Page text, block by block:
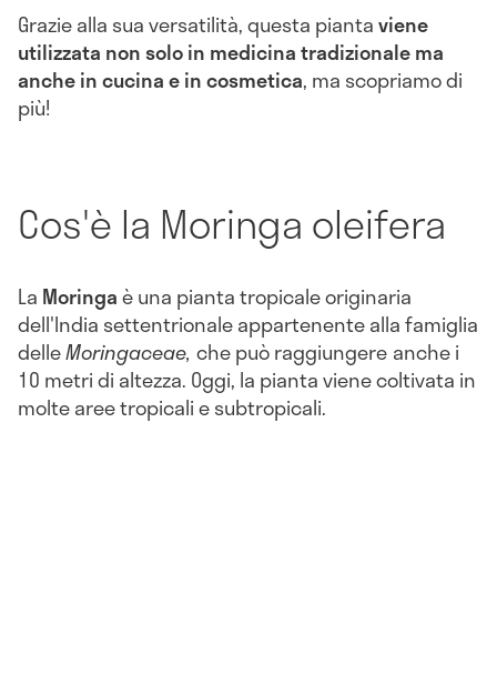
Grazie alla sua versatilità, questa piantaviene
utilizzata non solo in medicina tradizionale ma
anche in cucina e in cosmetica, ma scopriamo di
più!
Cos'è la Moringa oleifera
La Moringaè una pianta tropicale originaria
dell'India settentrionale appartenente alla famiglia
delleMoringaceae, che può raggiungere anche i
10 metri di altezza. Oggi, la pianta viene coltivata in
molte aree tropicali e subtropicali.